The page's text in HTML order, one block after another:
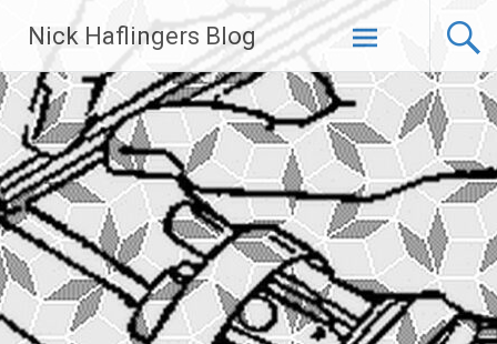
Inhalt
springen
Nick Haflingers Blog